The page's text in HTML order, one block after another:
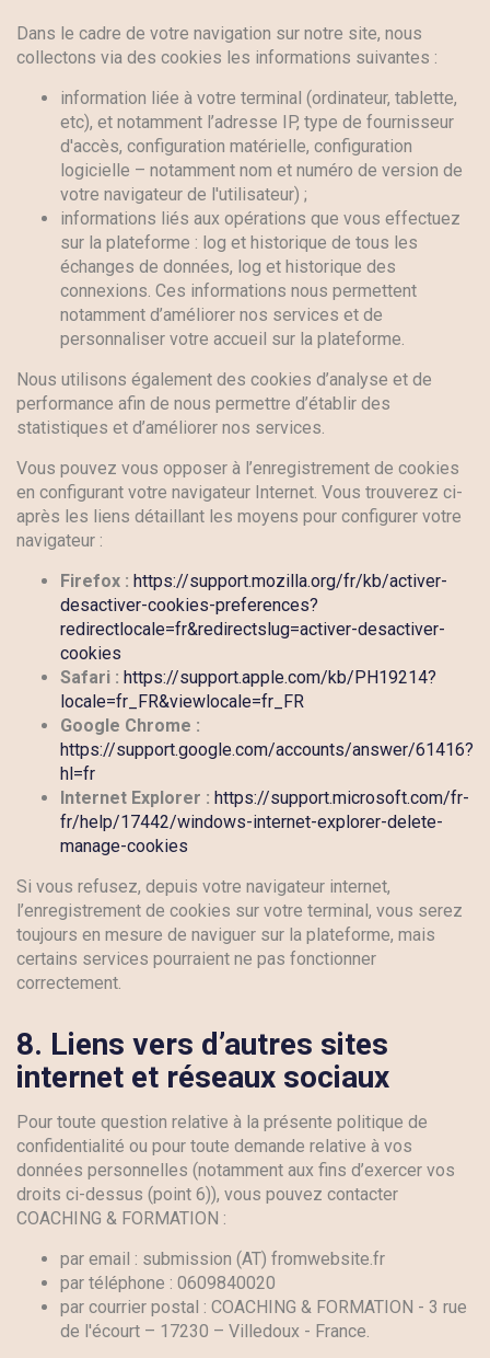
Dans le cadre de votre navigation sur notre site, nous
collectons via des cookies les informations suivantes :
information liée à votre terminal (ordinateur, tablette,
etc), et notamment l’adresse IP, type de fournisseur
d'accès, configuration matérielle, configuration
logicielle – notamment nom et numéro de version de
votre navigateur de l'utilisateur) ;
informations liés aux opérations que vous effectuez
sur la plateforme : log et historique de tous les
échanges de données, log et historique des
connexions. Ces informations nous permettent
notamment d’améliorer nos services et de
personnaliser votre accueil sur la plateforme.
Nous utilisons également des cookies d’analyse et de
performance afin de nous permettre d’établir des
statistiques et d’améliorer nos services.
Vous pouvez vous opposer à l’enregistrement de cookies
en configurant votre navigateur Internet. Vous trouverez ci-
après les liens détaillant les moyens pour configurer votre
navigateur :
Firefox : https://support.mozilla.org/fr/kb/activer-
desactiver-cookies-preferences?
redirectlocale=fr&redirectslug=activer-desactiver-
cookies
Safari : https://support.apple.com/kb/PH19214?
locale=fr_FR&viewlocale=fr_FR
Google Chrome :
https://support.google.com/accounts/answer/61416?
hl=fr
Internet Explorer : https://support.microsoft.com/fr-
fr/help/17442/windows-internet-explorer-delete-
manage-cookies
Si vous refusez, depuis votre navigateur internet,
l’enregistrement de cookies sur votre terminal, vous serez
toujours en mesure de naviguer sur la plateforme, mais
certains services pourraient ne pas fonctionner
correctement.
8. Liens vers d’autres sites
internet et réseaux sociaux
Pour toute question relative à la présente politique de
confidentialité ou pour toute demande relative à vos
données personnelles (notamment aux fins d’exercer vos
droits ci-dessus (point 6)), vous pouvez contacter
COACHING & FORMATION :
par email : submission (AT) fromwebsite.fr
par téléphone : 0609840020
par courrier postal : COACHING & FORMATION - 3 rue
de l'écourt – 17230 – Villedoux - France.